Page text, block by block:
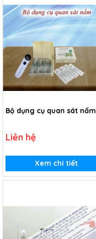
Bộ dụng cụ quan sát nấm
Liên hệ
Xem chi tiết